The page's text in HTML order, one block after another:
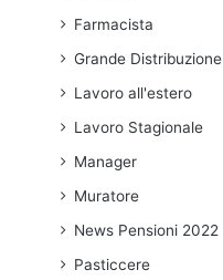
Farmacista
Grande Distribuzione
Lavoro all'estero
Lavoro Stagionale
Manager
Muratore
News Pensioni 2022
Pasticcere